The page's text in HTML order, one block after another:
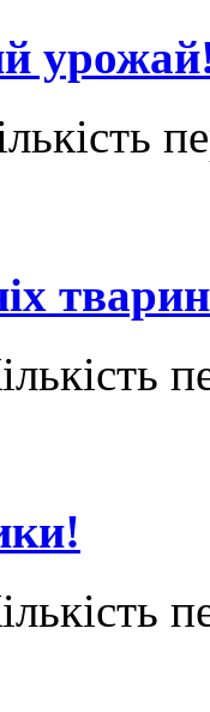
тварин